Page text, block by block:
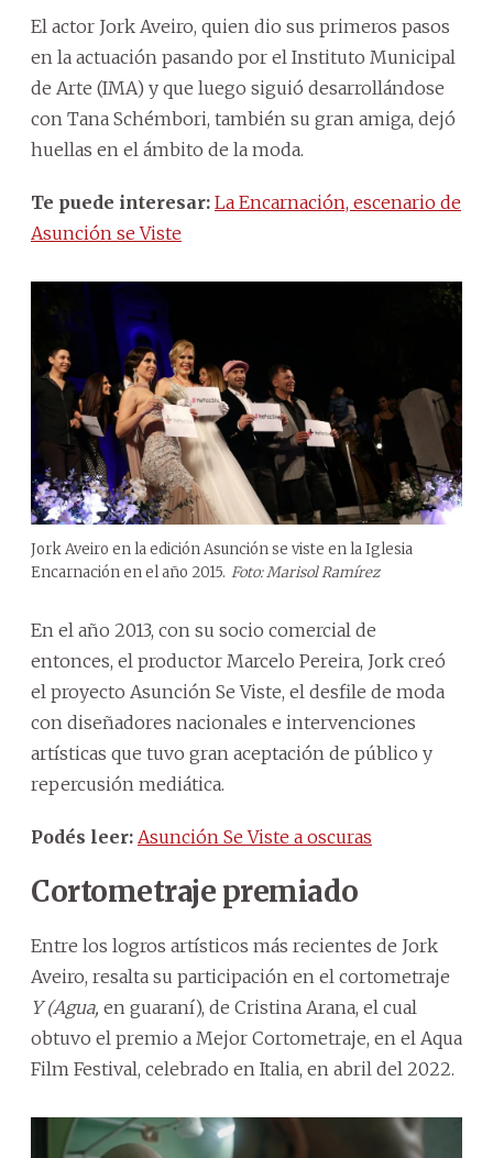
El actor Jork Aveiro, quien dio sus primeros pasos
en la actuación pasando por el Instituto Municipal
de Arte (IMA) y que luego siguió desarrollándose
con Tana Schémbori, también su gran amiga, dejó
huellas en el ámbito de la moda.
Te puede interesar: La Encarnación, escenario de
Asunción se Viste
Jork Aveiro en la edición Asunción se viste en la Iglesia
Encarnación en el año 2015. Foto: Marisol Ramírez
En el año 2013, con su socio comercial de
entonces, el productor Marcelo Pereira, Jork creó
el proyecto Asunción Se Viste, el desfile de moda
con diseñadores nacionales e intervenciones
artísticas que tuvo gran aceptación de público y
repercusión mediática.
Podés leer: Asunción Se Viste a oscuras
Cortometraje premiado
Entre los logros artísticos más recientes de Jork
Aveiro, resalta su participación en el cortometraje
Y (Agua, en guaraní), de Cristina Arana, el cual
obtuvo el premio a Mejor Cortometraje, en el Aqua
Film Festival, celebrado en Italia, en abril del 2022.